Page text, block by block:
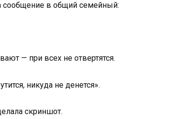
сообщение в общий семейный:
— при всех не отвертятся.
никуда не денется».
скриншот.